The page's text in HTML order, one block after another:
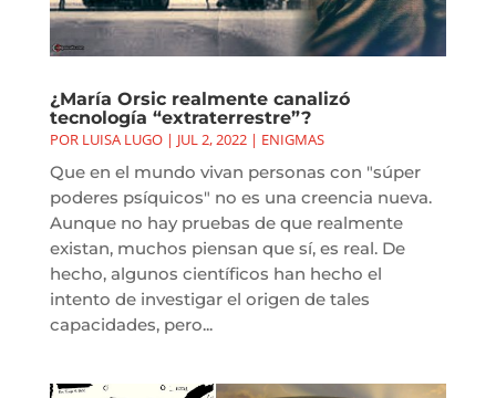
¿María Orsic realmente canalizó
tecnología “extraterrestre”?
POR LUISA LUGO| JUL 2, 2022| ENIGMAS
Que en el mundo vivan personas con "súper
poderes psíquicos" no es una creencia nueva.
Aunque no hay pruebas de que realmente
existan, muchos piensan que sí, es real. De
hecho, algunos científicos han hecho el
intento de investigar el origen de tales
capacidades, pero...